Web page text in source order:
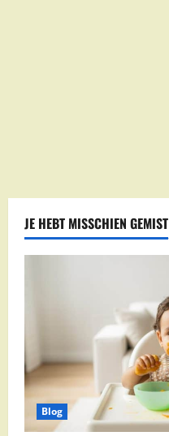
JE HEBT MISSCHIEN GEMIST
Blog